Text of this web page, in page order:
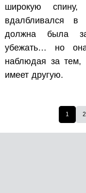
широкую
вдалбливался в
должна была
убежать… но
наблюдая за тем,
имеет другую.
1 2